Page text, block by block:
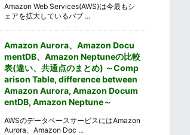
Amazon Web Services(AWS)は今最もシ
ェアを拡大しているパブ ...
Amazon Aurora、Amazon Docu
mentDB、Amazon Neptuneの比較
表(違い、共通点のまとめ) ～Comp
arison Table, difference between
Amazon Aurora, Amazon Docum
entDB, Amazon Neptune～
AWSのデータベースサービスにはAmazon
Aurora、Amazon Doc ...